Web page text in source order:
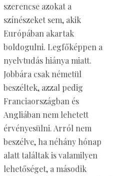
szerencse azokat a
színészeket sem, akik
Európában akartak
boldogulni. Legfőképpen a
nyelvtudás hiánya miatt.
Jobbára csak németül
beszéltek, azzal pedig
Franciaországban és
Angliában nem lehetett
érvényesülni. Arról nem
beszélve, ha néhány hónap
alatt találtak is valamilyen
lehetőséget, a második